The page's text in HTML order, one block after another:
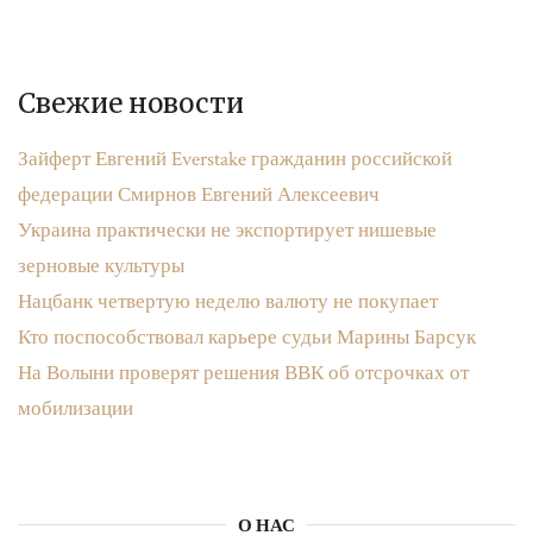
Свежие новости
Зайферт Евгений Everstake гражданин российской
федерации Смирнов Евгений Алексеевич
Украина практически не экспортирует нишевые
зерновые культуры
Нацбанк четвертую неделю валюту не покупает
Кто поспособствовал карьере судьи Марины Барсук
На Волыни проверят решения ВВК об отсрочках от
мобилизации
О НАС